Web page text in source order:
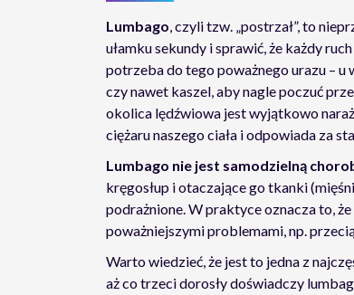
Lumbago, czyli tzw. „postrzał”, to
ułamku sekundy i sprawić, że każdy
potrzeba do tego poważnego urazu – u
czy nawet kaszel, aby nagle poczuć
okolica lędźwiowa jest wyjątkowo
ciężaru naszego ciała i odpowiada za
Lumbago nie jest samodzielną
kręgosłup i otaczające go tkanki
podrażnione. W praktyce oznacza to,
poważniejszymi problemami, np.
Warto wiedzieć, że jest to jedna z
aż co trzeci dorosły doświadczy